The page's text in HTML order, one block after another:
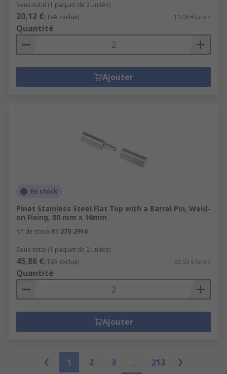
Sous-total (1 paquet de 2 unités)
20,12 €(TVA exclue) 10,06 €/unité
Quantité
Ajouter
En stock
Pinet Stainless Steel Flat Top with a Barrel Pin, Weld-
on Fixing, 80 mm x 16mm
N° de stock RS 270-2916
Sous-total (1 paquet de 2 unités)
45,86 €(TVA exclue) 22,93 €/unité
Quantité
Ajouter
1 2 3
213